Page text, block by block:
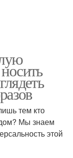
тем кто
Мы знаем
этой